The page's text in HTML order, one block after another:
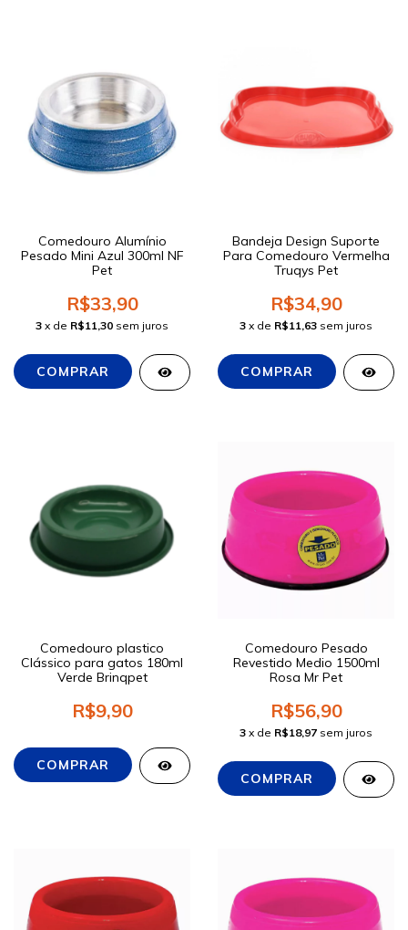
Comedouro Alumínio
Pesado Mini Azul 300ml NF
Pet
R$33,90
3 x de R$11,30 sem juros
Bandeja Design Suporte
Para Comedouro Vermelha
Truqys Pet
R$34,90
3 x de R$11,63 sem juros
Comedouro plastico
Clássico para gatos 180ml
Verde Brinqpet
R$9,90
Comedouro Pesado
Revestido Medio 1500ml
Rosa Mr Pet
R$56,90
3 x de R$18,97 sem juros